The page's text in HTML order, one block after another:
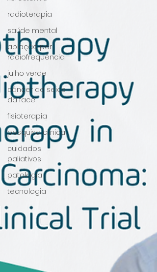
radioterapia
saúde mental
ablação por
radiofrequência
julho verde
câncer de seios
da face
fisioterapia
pesquisa clínica
cuidados
paliativos
patologia
tecnologia